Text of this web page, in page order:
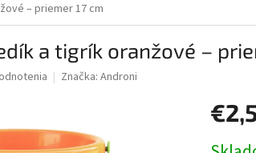
– priemer 17 cm
a tigrík oranžové –
Značka: Androni